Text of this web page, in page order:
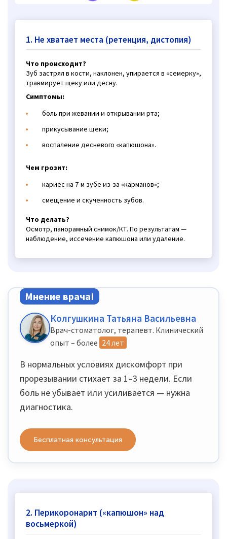
1. Не хватает места (ретенция, дистопия)
Что происходит?
Зуб застрял в кости, наклонен, упирается в «семерку»,
травмирует щеку или десну.
Симптомы:
боль при жевании и открывании рта;
прикусывание щеки;
воспаление десневого «капюшона».
Чем грозит:
кариес на 7-м зубе из-за «карманов»;
смещение и скученность зубов.
Что делать?
Осмотр, панорамный снимок/КТ. По результатам —
наблюдение, иссечение капюшона или удаление.
Мнение врача!
Колгушкина Татьяна Васильевна
Врач-стоматолог, терапевт. Клинический
опыт – более 24 лет
В нормальных условиях дискомфорт при
прорезывании стихает за 1–3 недели. Если
боль не убывает или усиливается — нужна
диагностика.
Бесплатная консультация
2. Перикоронарит («капюшон» над
восьмеркой)